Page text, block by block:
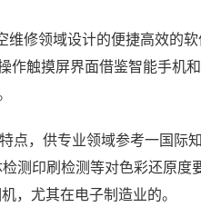
维修领域设计的便捷高效的
触摸屏界面借鉴智能手机和
点，供专业领域参考一国际
测印刷检测等对色彩还原度
，尤其在电子制造业的。